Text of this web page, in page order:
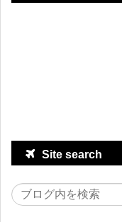
Site search